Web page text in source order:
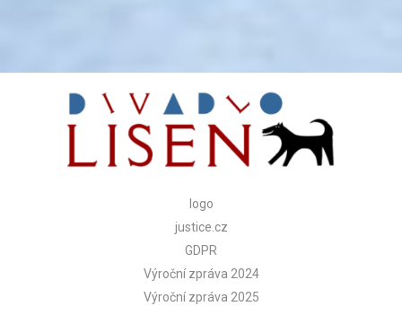
logo
justice.cz
GDPR
Výroční zpráva 2024
Výroční zpráva 2025